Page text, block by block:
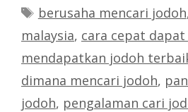
Tags
berusaha mencari jodoh
malaysia, cara cepat
mendapatkan jodoh
dimana mencari jodoh,
jodoh, pengalaman cari